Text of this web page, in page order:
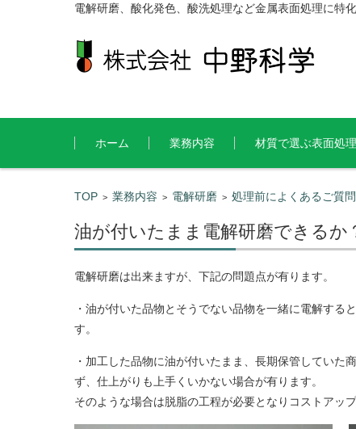
電解研磨、酸化発色、酸洗処理など金属表面処理に特
コンテンツに移動
ホーム
業務内容 材質で選ぶ表面処理
TOP > 業務内容 > 電解研磨 > 処理前によくあるご質問
油が付いたまま電解研磨できるか
電解研磨は出来ますが、下記の問題点が有ります。
・油が付いた品物とそうでない品物を一緒に電解する
す。
・加工した品物に油が付いたまま、長期保管してい
ず、仕上がりも上手くいかない場合が有ります。
そのような場合は脱脂の工程が必要となりコストアッ